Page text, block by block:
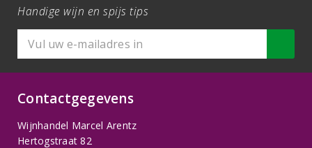
Handige wijn en spijs tips
Contactgegevens
Wijnhandel Marcel Arentz
Hertogstraat 82